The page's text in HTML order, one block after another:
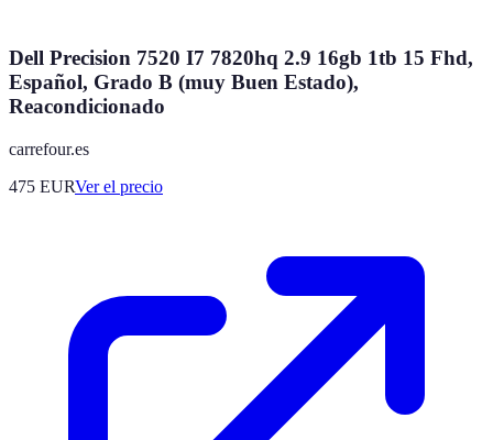
Dell Precision 7520 I7 7820hq 2.9 16gb 1tb 15 Fhd,
Español, Grado B (muy Buen Estado),
Reacondicionado
carrefour.es
475 EURVer el precio